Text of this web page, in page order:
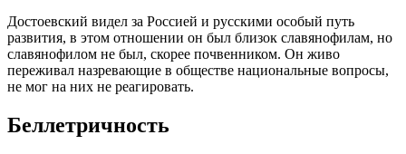
Достоевский видел за Россией и русскими особый путь
развития, в этом отношении он был близок славянофилам, но
славянофилом не был, скорее почвенником. Он живо
переживал назревающие в обществе национальные вопросы,
не мог на них не реагировать.
Беллетричность